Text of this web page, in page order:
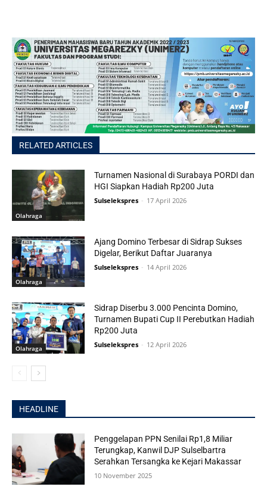
RELATED ARTICLES
Olahraga
Turnamen Nasional di Surabaya PORDI dan
HGI Siapkan Hadiah Rp200 Juta
Sulselekspres - 17 April 2026
Olahraga
Ajang Domino Terbesar di Sidrap Sukses
Digelar, Berikut Daftar Juaranya
Sulselekspres - 14 April 2026
Olahraga
Sidrap Diserbu 3.000 Pencinta Domino,
Turnamen Bupati Cup II Perebutkan Hadiah
Rp200 Juta
Sulselekspres - 12 April 2026
HEADLINE
Penggelapan PPN Senilai Rp1,8 Miliar
Terungkap, Kanwil DJP Sulselbartra
Serahkan Tersangka ke Kejari Makassar
10 November 2025